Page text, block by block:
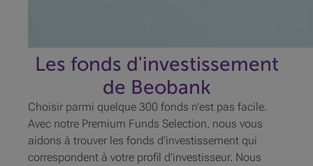
Les fonds d'investissement
de Beobank
Choisir parmi quelque 300 fonds n’est pas facile.
Avec notre Premium Funds Selection, nous vous
aidons à trouver les fonds d’investissement qui
correspondent à votre profil d’investisseur. Nous